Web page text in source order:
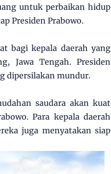
untuk perbaikan hidup
Presiden Prabowo.
bagi kepala daerah yang
Jawa Tengah. Presiden
dipersilakan mundur.
saudara akan kuat
Para kepala daerah
juga menyatakan siap